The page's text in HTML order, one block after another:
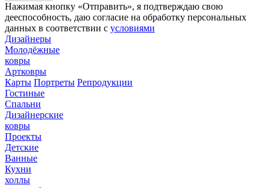
Нажимая кнопку «Отправить», я подтверждаю свою
дееспособность, даю согласие на обработку персональных
данных в соответствии с условиями
Дизайнеры
Молодёжные
ковры
Артковры
Карты Портреты Репродукции
Гостиные
Спальни
Дизайнерские
ковры
Проекты
Детские
Ванные
Кухни
холлы